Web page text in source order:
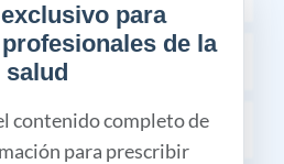
para
de la
salud
contenido completo de
para prescribir